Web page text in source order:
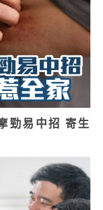
勁易中招 寄生